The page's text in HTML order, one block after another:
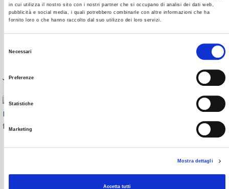
in cui utilizza il nostro sito con i nostri partner che si occupano di analisi dei dati web,
pubblicità e social media, i quali potrebbero combinarle con altre informazioni che ha
fornito loro o che hanno raccolto dal suo utilizzo dei loro servizi.
Necessari
Preferenze
Statistiche
Marketing
Mostra dettagli
Accetta tutti
Il Fondo For.Te. ha pubblicato l’Avviso 4/2024 per il
finanziamento di Piani riferiti esclusivamente al Comparto
Il Fondo Nuove Competenze (FNC) è un’iniziativa promossa dal